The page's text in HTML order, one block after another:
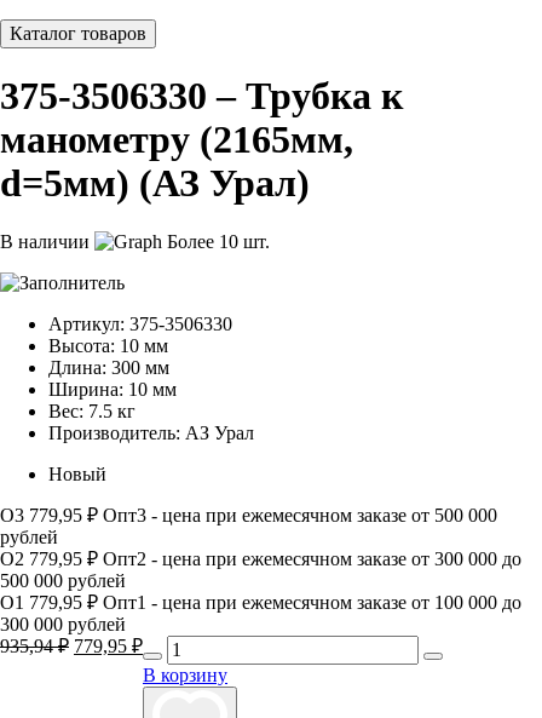
Каталог товаров
375-3506330 – Трубка к
манометру (2165мм,
d=5мм) (АЗ Урал)
В наличии Более 10 шт.
Артикул: 375-3506330
Высота: 10 мм
Длина: 300 мм
Ширина: 10 мм
Вес: 7.5 кг
Производитель: АЗ Урал
Новый
О3 779,95 ₽ Опт3 - цена при ежемесячном заказе от 500 000
рублей
О2 779,95 ₽ Опт2 - цена при ежемесячном заказе от 300 000 до
500 000 рублей
О1 779,95 ₽ Опт1 - цена при ежемесячном заказе от 100 000 до
300 000 рублей
935,94₽ Первоначальная
составляла
779,95 ₽ Текущая
цена:
779,95 ₽.
В корзину